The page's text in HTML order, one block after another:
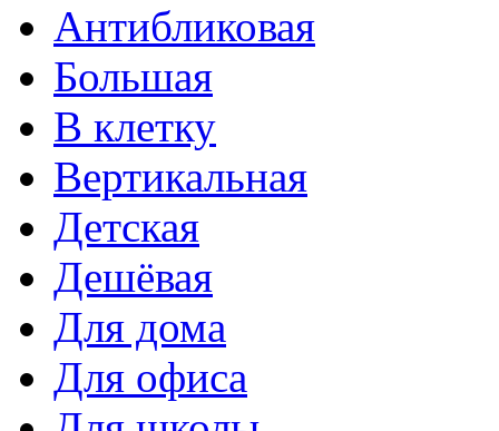
Антибликовая
Большая
В клетку
Вертикальная
Детская
Дешёвая
Для дома
Для офиса